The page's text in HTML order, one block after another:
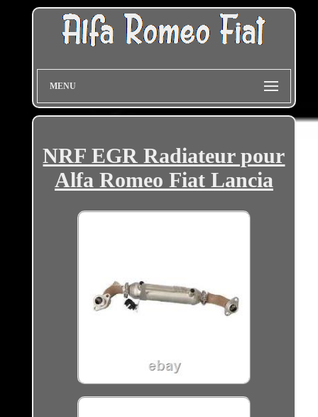
MENU
NRF EGR Radiateur pour
Alfa Romeo Fiat Lancia